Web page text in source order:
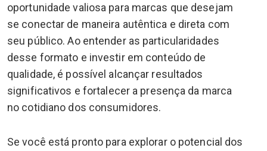
oportunidade valiosa para marcas que desejam
se conectar de maneira autêntica e direta com
seu público. Ao entender as particularidades
desse formato e investir em conteúdo de
qualidade, é possível alcançar resultados
significativos e fortalecer a presença da marca
no cotidiano dos consumidores.
Se você está pronto para explorar o potencial dos